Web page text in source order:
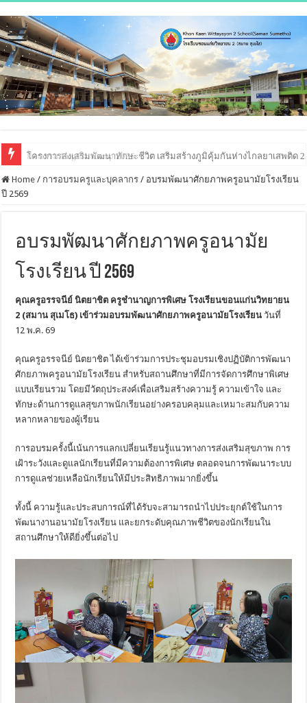
โครงการส่งเสริมพัฒนาทักษะชีวิต เสริมสร้างภูมิคุ้มกันห่างไกลยาเสพติด
Home / การอบรมครูและบุคลากร / อบรมพัฒนาศักยภาพครูอนามัยโรงเรียน
ปี 2569
อบรมพัฒนาศักยภาพครูอนามัย
โรงเรียน ปี 2569
คุณครูอรรจนีย์ นิตยาชิต ครูชำนาญการพิเศษ โรงเรียนขอนแก่นวิทยายน
2 (สมาน สุเมโธ) เข้าร่วมอบรมพัฒนาศักยภาพครูอนามัยโรงเรียน วันที่
12 พ.ค. 69
คุณครูอรรจนีย์ นิตยาชิต ได้เข้าร่วมการประชุมอบรมเชิงปฏิบัติการพัฒนา
ศักยภาพครูอนามัยโรงเรียน สำหรับสถานศึกษาที่มีการจัดการศึกษาพิเศษ
แบบเรียนรวม โดยมีวัตถุประสงค์เพื่อเสริมสร้างความรู้ ความเข้าใจ และ
ทักษะด้านการดูแลสุขภาพนักเรียนอย่างครอบคลุมและเหมาะสมกับความ
หลากหลายของผู้เรียน
การอบรมครั้งนี้เน้นการแลกเปลี่ยนเรียนรู้แนวทางการส่งเสริมสุขภาพ การ
เฝ้าระวังและดูแลนักเรียนที่มีความต้องการพิเศษ ตลอดจนการพัฒนาระบบ
การดูแลช่วยเหลือนักเรียนให้มีประสิทธิภาพมากยิ่งขึ้น
ทั้งนี้ ความรู้และประสบการณ์ที่ได้รับจะสามารถนำไปประยุกต์ใช้ในการ
พัฒนางานอนามัยโรงเรียน และยกระดับคุณภาพชีวิตของนักเรียนใน
สถานศึกษาให้ดียิ่งขึ้นต่อไป